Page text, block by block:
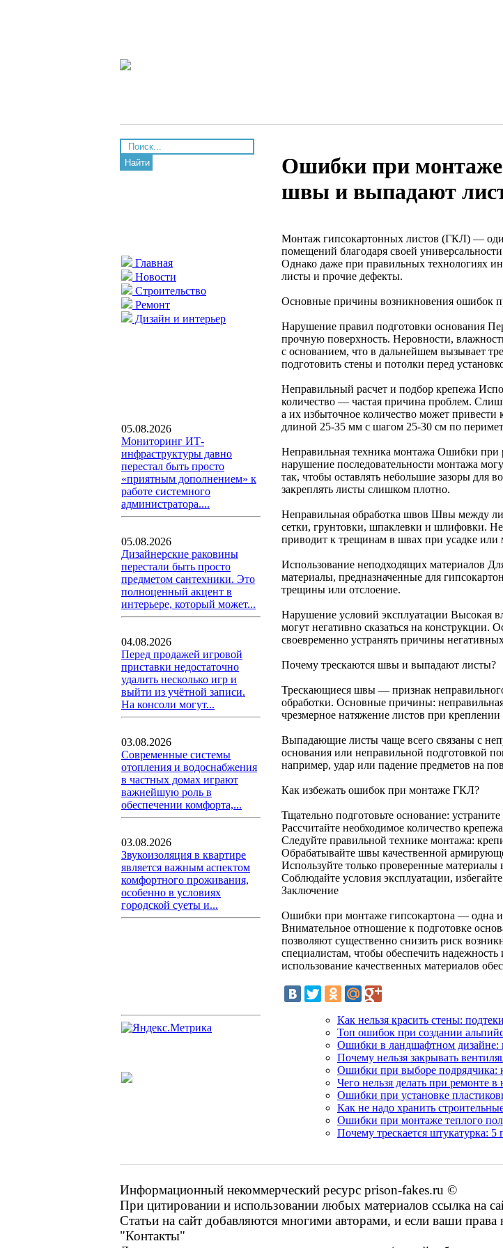
Найти
Главная
Новости
Строительство
Ремонт
Дизайн и интерьер
05.08.2026
Мониторинг ИТ-
инфраструктуры давно
перестал быть просто
«приятным дополнением» к
работе системного
администратора....
05.08.2026
Дизайнерские раковины
перестали быть просто
предметом сантехники. Это
полноценный акцент в
интерьере, который может...
04.08.2026
Перед продажей игровой
приставки недостаточно
удалить несколько игр и
выйти из учётной записи.
На консоли могут...
03.08.2026
Современные системы
отопления и водоснабжения
в частных домах играют
важнейшую роль в
обеспечении комфорта,...
03.08.2026
Звукоизоляция в квартире
является важным аспектом
комфортного проживания,
особенно в условиях
городской суеты и...
Ошибки при
швы и выпадают
Монтаж гипсокартонных листов (ГКЛ) —
помещений благодаря своей
Однако даже при правильных технологиях
листы и прочие дефекты.
Основные причины возникновения ошибок
Нарушение правил подготовки основания
прочную поверхность. Неровности,
с основанием, что в дальнейшем вызывает
подготовить стены и потолки перед
Неправильный расчет и подбор крепежа
количество — частая причина проблем.
а их избыточное количество может
длиной 25-35 мм с шагом 25-30 см по
Неправильная техника монтажа Ошибки при
нарушение последовательности монтажа
так, чтобы оставлять небольшие зазоры для
закреплять листы слишком плотно.
Неправильная обработка швов Швы между
сетки, грунтовки, шпаклевки и шлифовки.
приводит к трещинам в швах при усадке или
Использование неподходящих материалов
материалы, предназначенные для
трещины или отслоение.
Нарушение условий эксплуатации Высокая
могут негативно сказаться на конструкции.
своевременно устранять причины
Почему трескаются швы и выпадают листы?
Трескающиеся швы — признак
обработки. Основные причины:
чрезмерное натяжение листов при
Выпадающие листы чаще всего связаны с
основания или неправильной подготовкой
например, удар или падение предметов на
Как избежать ошибок при монтаже ГКЛ?
Тщательно подготовьте основание:
Рассчитайте необходимое количество
Следуйте правильной технике монтажа:
Обрабатывайте швы качественной
Используйте только проверенные материалы
Соблюдайте условия эксплуатации,
Заключение
Ошибки при монтаже гипсокартона — одна
Внимательное отношение к подготовке
позволяют существенно снизить риск
специалистам, чтобы обеспечить
использование качественных материалов
Как нельзя красить стены:
Топ ошибок при создании
Ошибки в ландшафтном дизайне:
Почему нельзя закрывать
Ошибки при выборе подрядчика:
Чего нельзя делать при ремонте
Ошибки при установке
Как не надо хранить
Ошибки при монтаже теплого
Почему трескается штукатурка:
Информационный некоммерческий ресурс prison-fakes.ru ©
При цитировании и использовании любых материалов ссылка на
Статьи на сайт добавляются многими авторами, и если ваши
"Контакты"